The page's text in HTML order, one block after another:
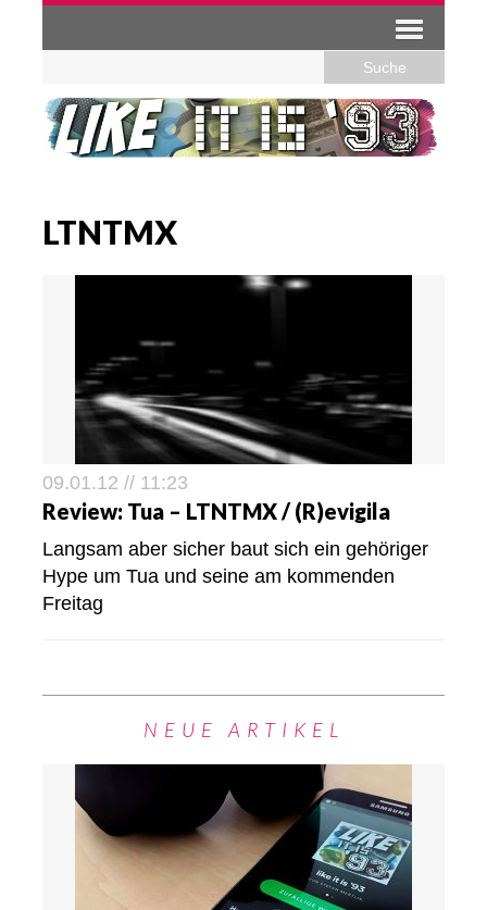
LTNTMX
09.01.12 // 11:23
Review: Tua – LTNTMX / (R)evigila
Langsam aber sicher baut sich ein gehöriger
Hype um Tua und seine am kommenden
Freitag
NEUE ARTIKEL